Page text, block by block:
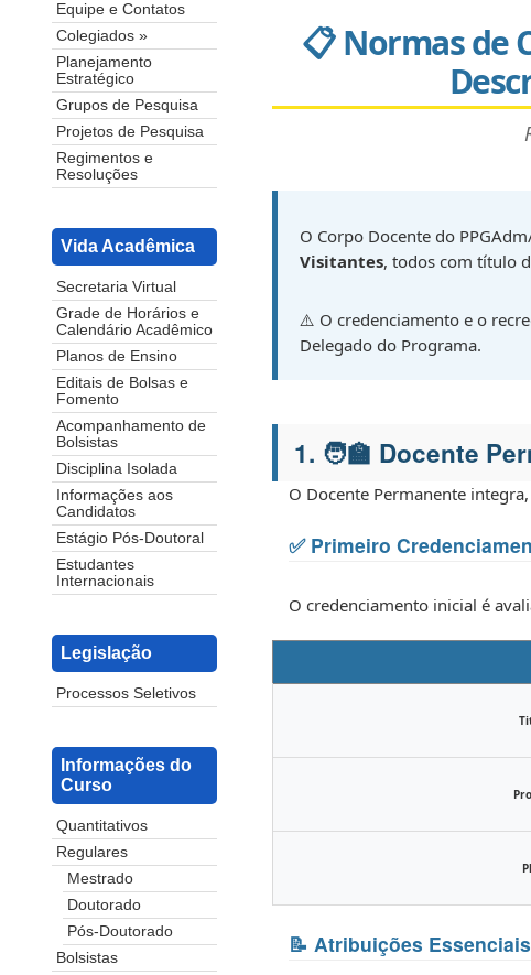
Equipe e Contatos
Colegiados »
Planejamento
Estratégico
Grupos de Pesquisa
Projetos de Pesquisa
Regimentos e
Resoluções
Vida Acadêmica
Secretaria Virtual
Grade de Horários e
Calendário Acadêmico
Planos de Ensino
Editais de Bolsas e
Fomento
Acompanhamento de
Bolsistas
Disciplina Isolada
Informações aos
Candidatos
Estágio Pós-Doutoral
Estudantes
Internacionais
Legislação
Processos Seletivos
Informações do
Curso
Quantitativos
Regulares
Mestrado
Doutorado
Pós-Doutorado
Bolsistas
📋 Normas de
O Corpo Docente do
Visitantes, todos com título
⚠️ O credenciamento e o
Delegado do Programa.
1. 🧑‍🏫 Docente
O Docente Permanente
✅ Primeiro
O credenciamento inicial é
📝 Atribuições Essenciais